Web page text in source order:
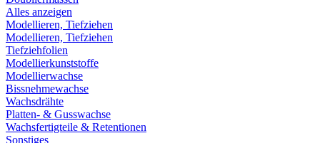
Alles anzeigen
Modellieren, Tiefziehen
Modellieren, Tiefziehen
Tiefziehfolien
Modellierkunststoffe
Modellierwachse
Bissnehmewachse
Wachsdrähte
Platten- & Gusswachse
Wachsfertigteile & Retentionen
Sonstiges